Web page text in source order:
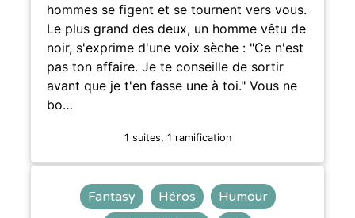
hommes se figent et se tournent vers vous.
Le plus grand des deux, un homme vêtu de
noir, s'exprime d'une voix sèche : "Ce n'est
pas ton affaire. Je te conseille de sortir
avant que je t'en fasse une à toi." Vous ne
bo…
1 suites, 1 ramification
Fantasy Héros
Humour